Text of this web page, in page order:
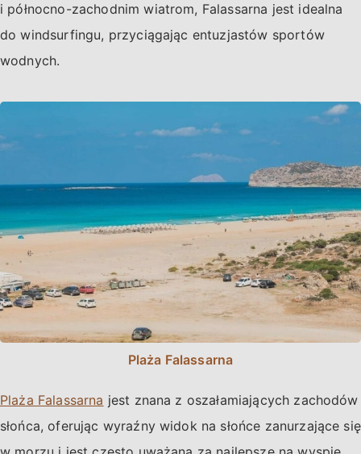
i północno-zachodnim wiatrom, Falassarna jest idealna
do windsurfingu, przyciągając entuzjastów sportów
wodnych.
Plaża Falassarna
Plaża Falassarna jest znana z oszałamiających zachodów
słońca, oferując wyraźny widok na słońce zanurzające się